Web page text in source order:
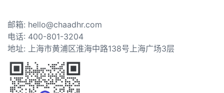
邮箱: hello@chaadhr.com
电话: 400-801-3204
地址: 上海市黄浦区淮海中路138号上海广场3层